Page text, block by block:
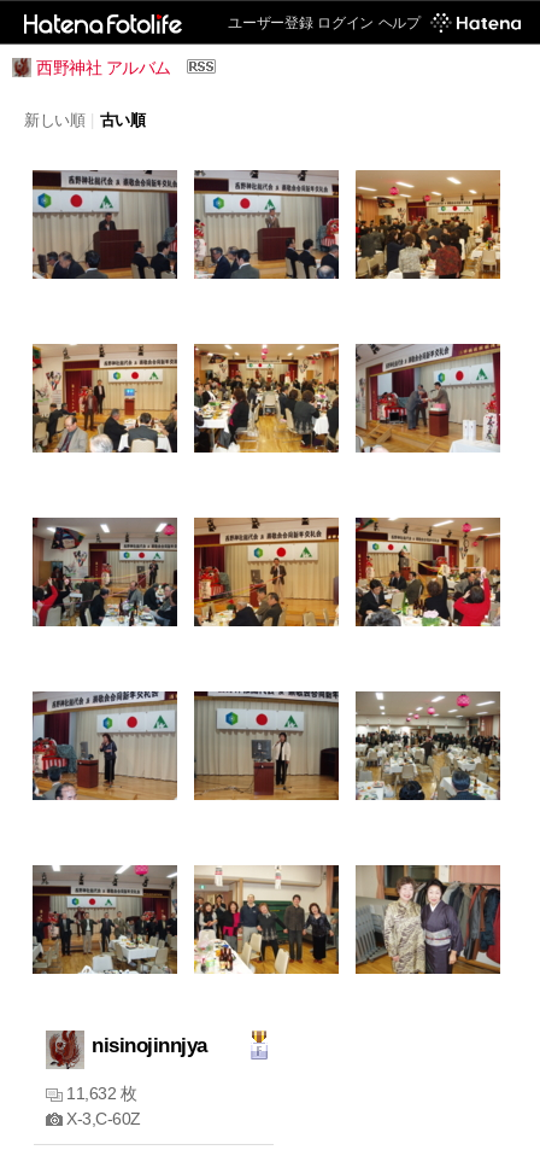
ユーザー登録 ログイン ヘルプ
西野神社 アルバム
新しい順 | 古い順
nisinojinnjya
11,632 枚
X-3,C-60Z